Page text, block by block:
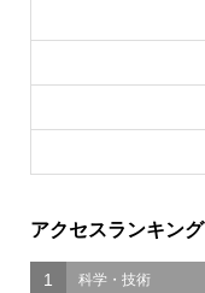
アクセスランキング
1 科学・技術